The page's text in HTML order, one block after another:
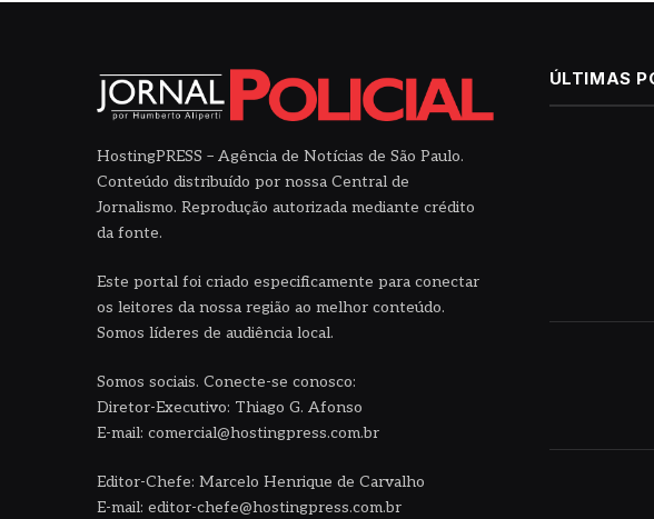
HostingPRESS – Agência de Notícias de São Paulo.
Conteúdo distribuído por nossa Central de
Jornalismo. Reprodução autorizada mediante crédito
da fonte.
Este portal foi criado especificamente para conectar
os leitores da nossa região ao melhor conteúdo.
Somos líderes de audiência local.
Somos sociais. Conecte-se conosco:
Diretor-Executivo: Thiago G. Afonso
E-mail: comercial@hostingpress.com.br
Editor-Chefe: Marcelo Henrique de Carvalho
E-mail: editor-chefe@hostingpress.com.br
ÚLTIMAS